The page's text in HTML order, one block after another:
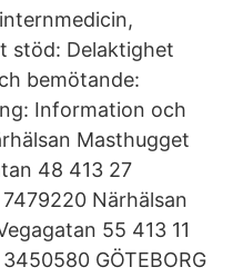
stöd: Delaktighet
bemötande:
Information och
Masthugget
48 413 27
Närhälsan
55 413 11
GÖTEBORG